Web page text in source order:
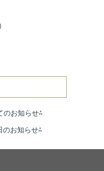
のお知らせ⁂
のお知らせ⁂